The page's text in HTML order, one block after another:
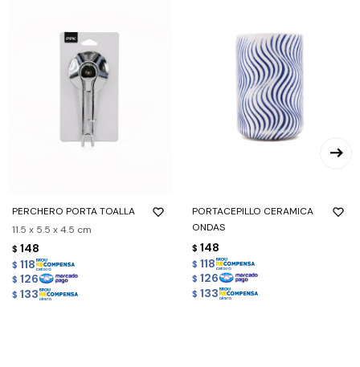
PERCHERO PORTA TOALLA
11.5 x 5.5 x 4.5 cm
$ 148
$ 118
$ 126
$ 133
PORTACEPILLO CERAMICA
ONDAS
$ 148
$ 118
$ 126
$ 133